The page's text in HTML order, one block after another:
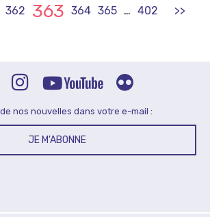
362 363 364 365 … 402 >>
nos nouvelles dans votre e-mail :
JE M'ABONNE